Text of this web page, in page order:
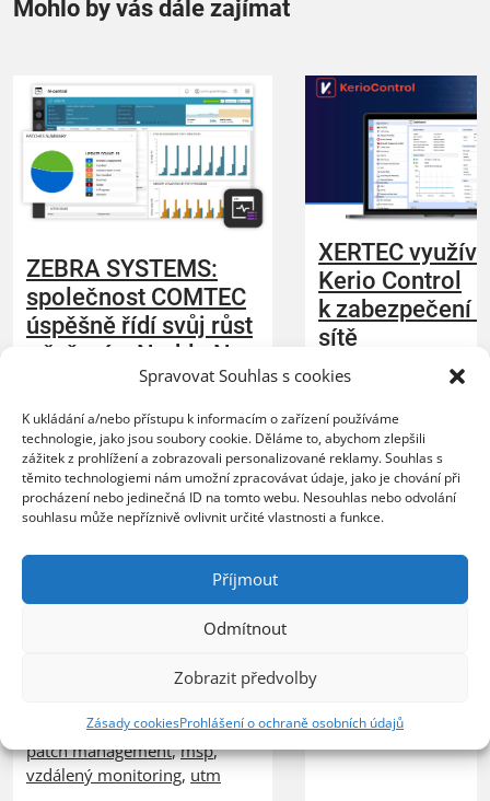
Spravovat Souhlas s cookies
K ukládání a/nebo přístupu k informacím o zařízení používáme
technologie, jako jsou soubory cookie. Děláme to, abychom zlepšili
zážitek z prohlížení a zobrazovali personalizované reklamy. Souhlas s
těmito technologiemi nám umožní zpracovávat údaje, jako je chování při
procházení nebo jedinečná ID na tomto webu. Nesouhlas nebo odvolání
souhlasu může nepříznivě ovlivnit určité vlastnosti a funkce.
Příjmout
Odmítnout
Zobrazit předvolby
Zásady cookiesProhlášení o ochraně osobních údajů
Mohlo by vás dále zajímat
ZEBRA SYSTEMS:
společnost COMTEC
úspěšně řídí svůj růst
s řešením N-able N-
23.07.2026
Poskytovatel MSP služeb
zvládá rostoucí počet
zákazníků bez nutnosti
ZEBRA SYSTEMS, distributor
slovenském trhu, uvedla, že
ZEBRA SYSTEMS pro ř ...
patch management,msp,
vzdálený monitoring, utm
XERTEC
Kerio Control
k zabezpečení
sítě
20.07.2026
Organizace
lepší kontrolu nad
provozem, vyšší
ochrany před
hrozbami a spolehlivý
zaměstnanců PRAHA,
síťová bezpečnost